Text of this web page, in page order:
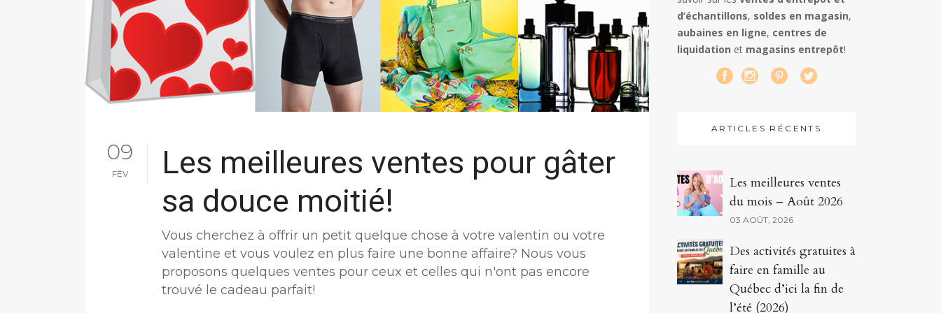
09
FÉV
Les meilleures ventes pour gâter
sa douce moitié!
Vous cherchez à offrir un petit quelque chose à votre valentin ou votre
valentine et vous voulez en plus faire une bonne affaire? Nous vous
proposons quelques ventes pour ceux et celles qui n'ont pas encore
trouvé le cadeau parfait!
d’échantillons, soldes en magasin,
aubaines en ligne, centres de
liquidation et magasins entrepôt!
ARTICLES RÉCENTS
Les meilleures ventes
du mois – Août 2026
03 AOÛT, 2026
Des activités gratuites à
faire en famille au
Québec d’ici la fin de
l’été (2026)